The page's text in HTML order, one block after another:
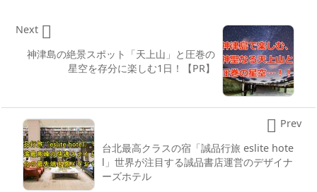
神津島の絶景スポット「天上山」と圧巻の
星空を存分に楽しむ1日！【PR】

Next
台北最高クラスの宿「誠品行旅 eslite hote
l」世界が注目する誠品書店運営のデザイナ
ーズホテル
 Prev